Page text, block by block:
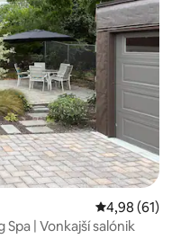
Priemerné
4,98 (61)
| Vonkajší salónik